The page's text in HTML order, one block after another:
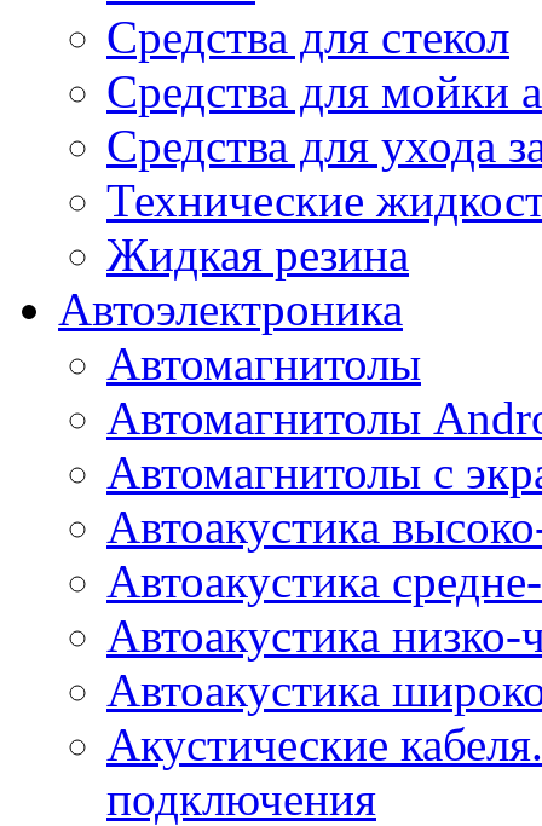
Средства для стекол
Средства для мойки
Средства для ухода
Технические
Жидкая резина
Автоэлектроника
Автомагнитолы
Автомагнитолы
Автомагнитолы с
Автоакустика
Автоакустика
Автоакустика низко-
Автоакустика
Акустические
подключения